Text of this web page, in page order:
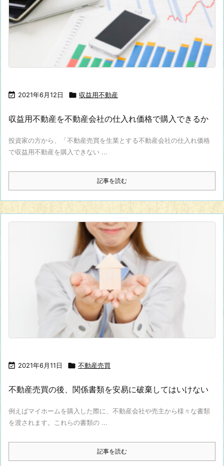
 2021年6月12日  収益用不動産
収益用不動産を不動産会社の仕入れ価格で購入できるか
投資家の方から、「不動産売買を生業とする不動産会社の仕入れ価格
で収益用不動産を購入できない ...
記事を読む
 2021年6月11日  不動産売買
不動産売買の後、関係書類を安易に破棄してはいけない
例えばマイホームを購入した際に、不動産会社や売主から様々な書類
を渡されます。これらの書類の ...
記事を読む